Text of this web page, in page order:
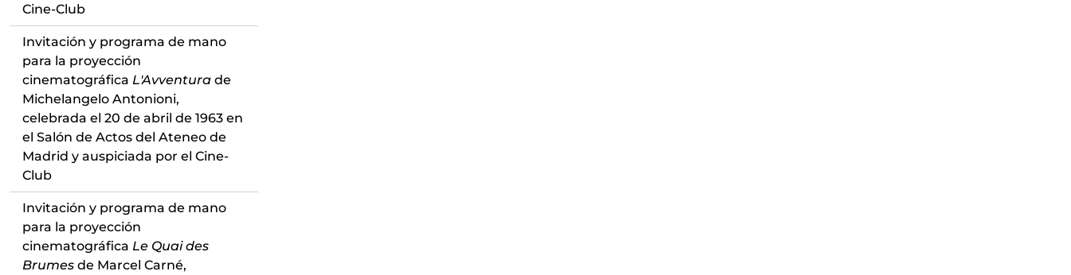
Cine-Club
Invitación y programa de mano
para la proyección
cinematográfica L'Avventura de
Michelangelo Antonioni,
celebrada el 20 de abril de 1963 en
el Salón de Actos del Ateneo de
Madrid y auspiciada por el Cine-
Club
Invitación y programa de mano
para la proyección
cinematográfica Le Quai des
Brumes de Marcel Carné,